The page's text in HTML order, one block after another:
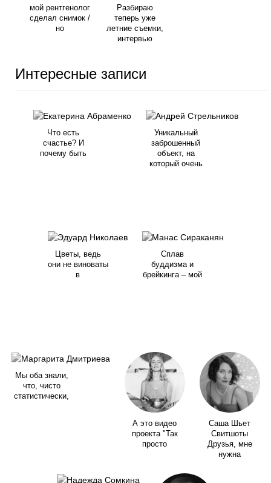
мой рентгенолог
сделал снимок /
но
Разбираю
теперь уже
летние съемки,
интервью
Интересные записи
Что есть
счастье? И
почему быть
Уникальный
заброшенный
объект, на
который очень
Цветы, ведь
они не виноваты
в
Сплав
буддизма и
брейкинга – мой
Мы оба знали,
что, чисто
статистически,
А это видео
проекта "Так
просто
Саша Шьет
Свитшоты
Друзья, мне
нужна